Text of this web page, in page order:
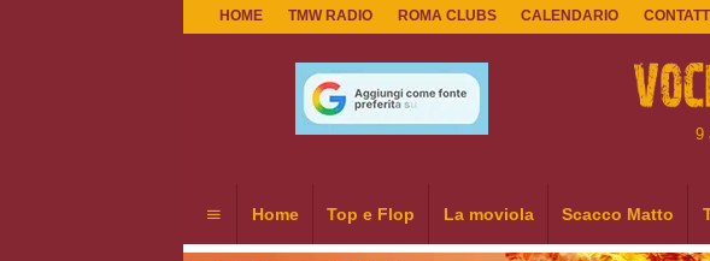
HOME TMW RADIO ROMA CLUBS CALENDARIO CONTATTI
9
Home Top e Flop La moviola Scacco Matto